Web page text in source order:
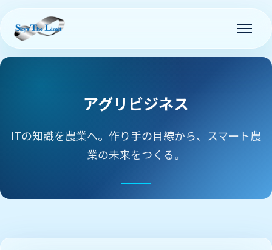
アグリビジネス
ITの知識を農業へ。作り手の目線から、スマート農
業の未来をつくる。